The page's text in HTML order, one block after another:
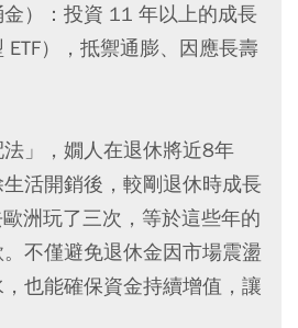
金）：投資 11 年以上的成長
），抵禦通膨、因應長壽
」，嫺人在退休將近8年
活開銷後，較剛退休時成長
洲玩了三次，等於這些年的
不僅避免退休金因市場震盪
也能確保資金持續增值，讓